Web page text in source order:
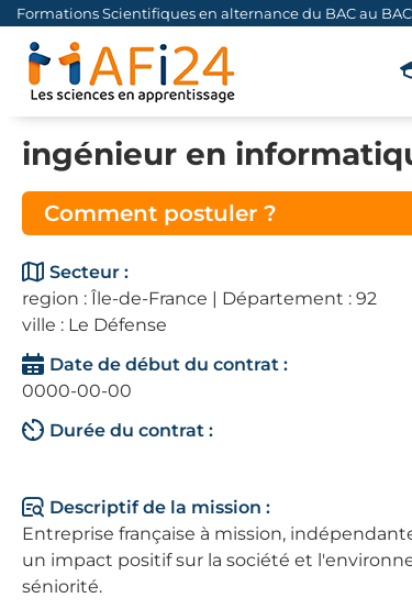
Formations Scientifiques en alternance du BAC au
ingénieur en
Comment postuler ?
Secteur :
region : Île-de-France | Département : 92
ville : Le Défense
Date de début du contrat :
0000-00-00
Durée du contrat :
Descriptif de la mission :
Entreprise française à mission,
un impact positif sur la société et
séniorité.